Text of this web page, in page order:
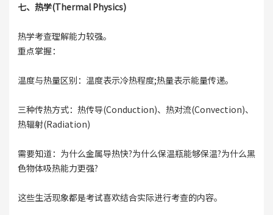
七、热学(Thermal Physics)
热学考查理解能力较强。
重点掌握：
温度与热量区别：温度表示冷热程度;热量表示能量传递。
三种传热方式：热传导(Conduction)、热对流(Convection)、
热辐射(Radiation)
需要知道：为什么金属导热快?为什么保温瓶能够保温?为什么黑
色物体吸热能力更强?
这些生活现象都是考试喜欢结合实际进行考查的内容。